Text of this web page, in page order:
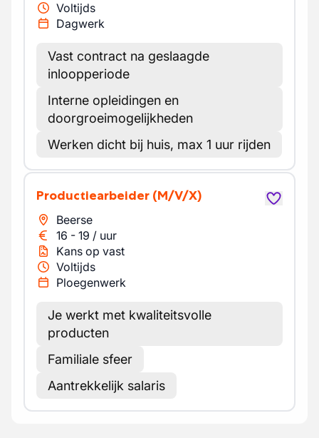
Voltijds
Dagwerk
Vast contract na geslaagde
inloopperiode
Interne opleidingen en
doorgroeimogelijkheden
Werken dicht bij huis, max 1 uur rijden
Productiearbeider (M/V/X)
Beerse
16 - 19 / uur
Kans op vast
Voltijds
Ploegenwerk
Je werkt met kwaliteitsvolle
producten
Familiale sfeer
Aantrekkelijk salaris